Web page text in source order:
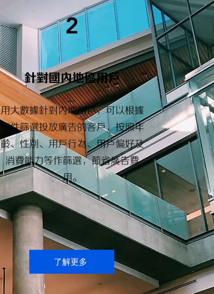
2
針對國內地區用戶
用大數據針對內地用戶，可以根據
條件篩選投放廣告的客戶，按照年
齡、性別、用戶行為、用戶偏好及
消費能力等作篩選，節省廣告費
用。
了解更多